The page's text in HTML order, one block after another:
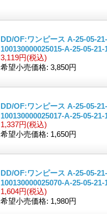
DD/OF:ワンピース A-25-05-
100130000025015-A-25-05-
3,119円(税込)
希望小売価格: 3,850円
DD/OF:ワンピース A-25-05-
100130000025017-A-25-05-
1,337円(税込)
希望小売価格: 1,650円
DD/OF:ワンピース A-25-05-
100130000025070-A-25-05-
1,604円(税込)
希望小売価格: 1,980円